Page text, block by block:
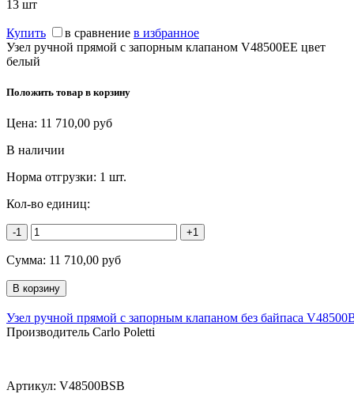
13 шт
Купить в сравнение в избранное
Узел ручной прямой с запорным клапаном V48500EE цвет
белый
Положить товар в корзину
Цена: 11 710,00 руб
В наличии
Норма отгрузки: 1 шт.
Кол-во единиц:
-1 +1
Сумма: 11 710,00 руб
Узел ручной прямой с запорным клапаном без байпаса
Производитель Carlo Poletti
Артикул: V48500BSB